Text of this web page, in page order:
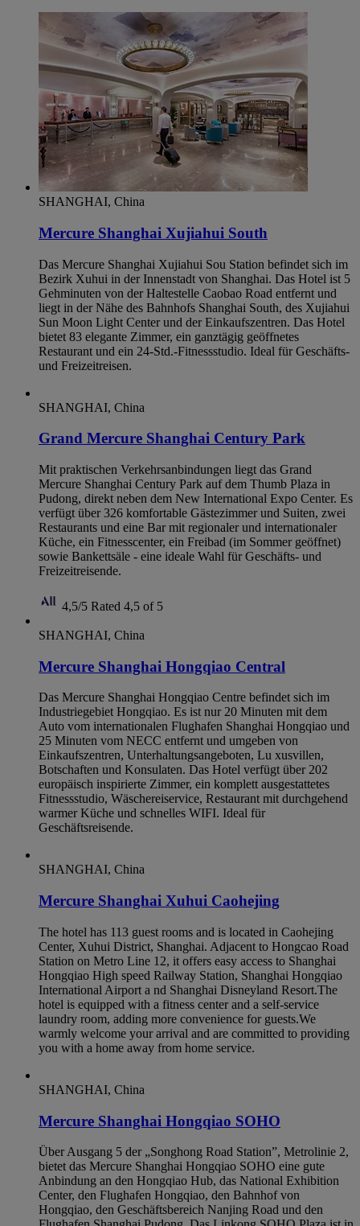
SHANGHAI, China
Mercure Shanghai Xujiahui South
Das Mercure Shanghai Xujiahui Sou Station befindet sich im
Bezirk Xuhui in der Innenstadt von Shanghai. Das Hotel ist 5
Gehminuten von der Haltestelle Caobao Road entfernt und
liegt in der Nähe des Bahnhofs Shanghai South, des Xujiahui
Sun Moon Light Center und der Einkaufszentren. Das Hotel
bietet 83 elegante Zimmer, ein ganztägig geöffnetes
Restaurant und ein 24-Std.-Fitnessstudio. Ideal für Geschäfts-
und Freizeitreisen.
SHANGHAI, China
Grand Mercure Shanghai Century Park
Mit praktischen Verkehrsanbindungen liegt das Grand
Mercure Shanghai Century Park auf dem Thumb Plaza in
Pudong, direkt neben dem New International Expo Center. Es
verfügt über 326 komfortable Gästezimmer und Suiten, zwei
Restaurants und eine Bar mit regionaler und internationaler
Küche, ein Fitnesscenter, ein Freibad (im Sommer geöffnet)
sowie Bankettsäle - eine ideale Wahl für Geschäfts- und
Freizeitreisende.
4,5/5 Rated 4,5 of 5
SHANGHAI, China
Mercure Shanghai Hongqiao Central
Das Mercure Shanghai Hongqiao Centre befindet sich im
Industriegebiet Hongqiao. Es ist nur 20 Minuten mit dem
Auto vom internationalen Flughafen Shanghai Hongqiao und
25 Minuten vom NECC entfernt und umgeben von
Einkaufszentren, Unterhaltungsangeboten, Lu xusvillen,
Botschaften und Konsulaten. Das Hotel verfügt über 202
europäisch inspirierte Zimmer, ein komplett ausgestattetes
Fitnessstudio, Wäschereiservice, Restaurant mit durchgehend
warmer Küche und schnelles WIFI. Ideal für
Geschäftsreisende.
SHANGHAI, China
Mercure Shanghai Xuhui Caohejing
The hotel has 113 guest rooms and is located in Caohejing
Center, Xuhui District, Shanghai. Adjacent to Hongcao Road
Station on Metro Line 12, it offers easy access to Shanghai
Hongqiao High speed Railway Station, Shanghai Hongqiao
International Airport a nd Shanghai Disneyland Resort.The
hotel is equipped with a fitness center and a self-service
laundry room, adding more convenience for guests.We
warmly welcome your arrival and are committed to providing
you with a home away from home service.
SHANGHAI, China
Mercure Shanghai Hongqiao SOHO
Über Ausgang 5 der „Songhong Road Station”, Metrolinie 2,
bietet das Mercure Shanghai Hongqiao SOHO eine gute
Anbindung an den Hongqiao Hub, das National Exhibition
Center, den Flughafen Hongqiao, den Bahnhof von
Hongqiao, den Geschäftsbereich Nanjing Road und den